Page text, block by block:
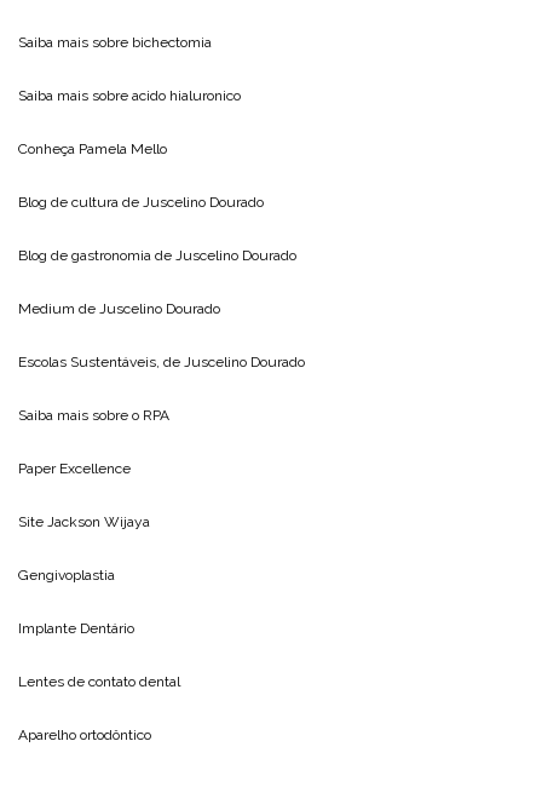
Saiba mais sobre bichectomia
Saiba mais sobre acido hialuronico
Conheça Pamela Mello
Blog de cultura de Juscelino Dourado
Blog de gastronomia de Juscelino Dourado
Medium de Juscelino Dourado
Escolas Sustentáveis, de Juscelino Dourado
Saiba mais sobre o RPA
Paper Excellence
Site Jackson Wijaya
Gengivoplastia
Implante Dentário
Lentes de contato dental
Aparelho ortodôntico